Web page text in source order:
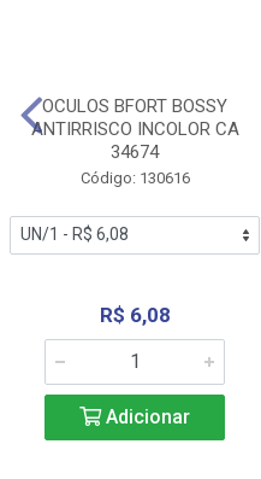
OCULOS BFORT BOSSY
ANTIRRISCO INCOLOR CA
34674
Código: 130616
R$ 6,08
Adicionar